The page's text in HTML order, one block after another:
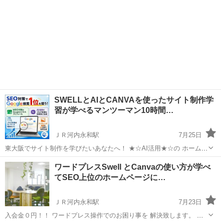
SWELLとAIとCANVAを使ったサイト制作学
習が学べるマンツーマン10時間…
ＪＲ河内永和駅
7月25日
東大阪でサイト制作を学びたいあなたへ！ ★☆AI活用★☆の ホームペ
ージ制作が学べます。 ■■■今のサイトテーマはもう古い■■■ 今は
★☆「SWELL」が日本ＮＯ１、 ★☆「AI」が世界NO1、 ★☆「C...
大阪 東大阪市 ＪＲ河内永和駅 ホームページ作成
ワードプレスSwell とCanvaの使い方が学べ
てSEO上位のホームページに…
ＪＲ河内永和駅
7月23日
入会金０円！！ ワードプレス操作でのお困り事を 解決致します。 ワ